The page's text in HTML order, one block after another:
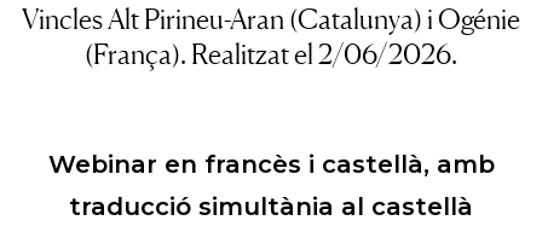
Vincles Alt Pirineu-Aran (Catalunya) iOgénie
(França). Realitzat el 2/06/2026.
Webinar en francès i castellà, amb
traducció simultània al castellà